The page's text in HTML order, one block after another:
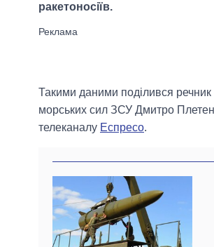
ракетоносіїв.
Такими даними поділився речник
морських сил ЗСУ Дмитро
телеканалу Еспресо.